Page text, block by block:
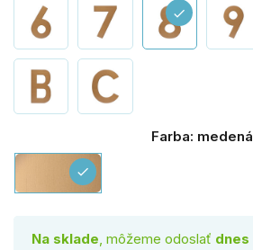
check
Farba: medená
medená
check
Na sklade , môžeme odoslať dnes